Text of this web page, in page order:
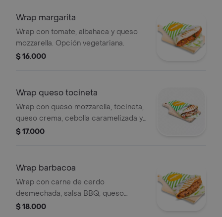
tanto no se pueden
realizar modificaciones en los
ingredientes.
Wrap margarita
Wrap con tomate, albahaca y queso
mozzarella. Opción vegetariana.
$ 16.000
Wrap queso tocineta
Wrap con queso mozzarella, tocineta,
queso crema, cebolla caramelizada y
espinaca.
$ 17.000
Wrap barbacoa
Wrap con carne de cerdo
desmechada, salsa BBQ, queso
mozzarella y queso crema.
$ 18.000